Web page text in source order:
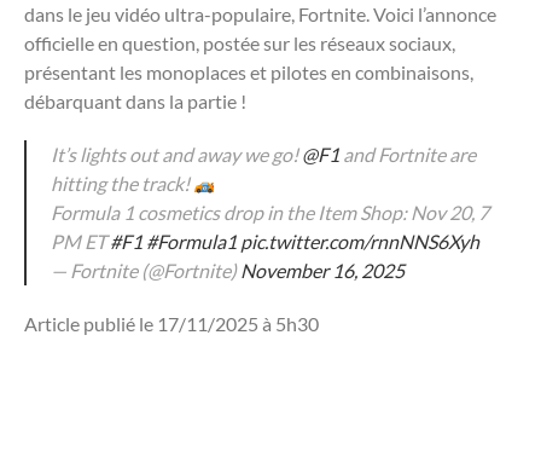
dans le jeu vidéo ultra-populaire, Fortnite. Voici l’annonce
officielle en question, postée sur les réseaux sociaux,
présentant les monoplaces et pilotes en combinaisons,
débarquant dans la partie !
It’s lights out and away we go!@F1 and Fortnite are
hitting the track!
Formula 1 cosmetics drop in the Item Shop: Nov 20, 7
PM ET#F1 #Formula1 pic.twitter.com/rnnNNS6Xyh
— Fortnite (@Fortnite)November 16, 2025
Article publié le 17/11/2025 à 5h30